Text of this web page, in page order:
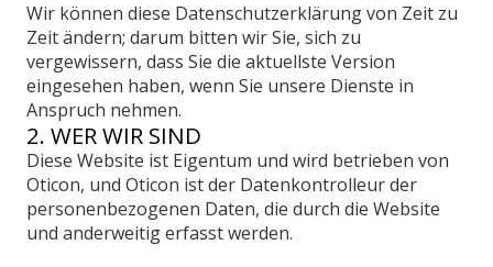
Wir können diese Datenschutzerklärung von Zeit zu
Zeit ändern; darum bitten wir Sie, sich zu
vergewissern, dass Sie die aktuellste Version
eingesehen haben, wenn Sie unsere Dienste in
Anspruch nehmen.
2. WER WIR SIND
Diese Website ist Eigentum und wird betrieben von
Oticon, und Oticon ist der Datenkontrolleur der
personenbezogenen Daten, die durch die Website
und anderweitig erfasst werden.